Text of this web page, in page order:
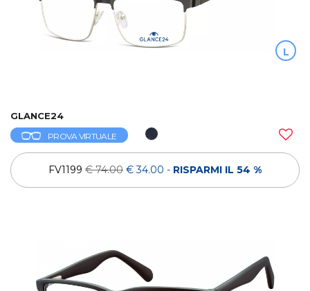
L
GLANCE24
PROVA VIRTUALE
FV1199 € 74.00 € 34.00 - RISPARMI IL 54 %